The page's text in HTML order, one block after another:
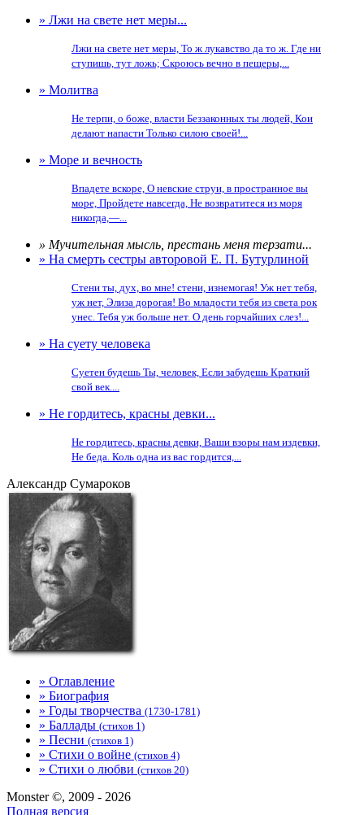
» Лжи на свете нет меры...
Лжи на свете нет меры, То ж лукавство да то ж. Где ни
ступишь, тут ложь; Скроюсь вечно в пещеры,...
» Молитва
Не терпи, о боже, власти Беззаконных ты людей, Кои
делают напасти Только силою своей!...
» Море и вечность
Впадете вскоре, О невские струи, в пространное вы
море, Пройдете навсегда, Не возвратитеся из моря
никогда,—...
» Мучительная мысль, престань меня терзати...
» На смерть сестры авторовой Е. П. Бутурлиной
Стени ты, дух, во мне! стени, изнемогая! Уж нет тебя,
уж нет, Элиза дорогая! Во младости тебя из света рок
унес. Тебя уж больше нет. О день горчайших слез!...
» На суету человека
Суетен будешь Ты, человек, Если забудешь Краткий
свой век....
» Не гордитесь, красны девки...
Не гордитесь, красны девки, Ваши взоры нам издевки,
Не беда. Коль одна из вас гордится,...
Александр Сумароков
» Оглавление
» Биография
» Годы творчества (1730-1781)
» Баллады (стихов 1)
» Песни (стихов 1)
» Стихи о войне (стихов 4)
» Стихи о любви (стихов 20)
Monster ©, 2009 - 2026
Полная версия